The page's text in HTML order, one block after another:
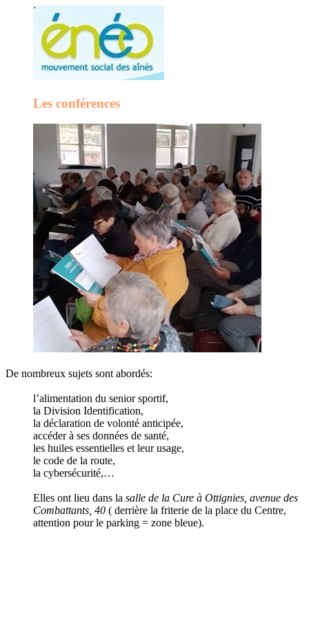
Les conférences
De nombreux sujets sont abordés:
l’alimentation du senior sportif,
la Division Identification,
la déclaration de volonté anticipée,
accéder à ses données de santé,
les huiles essentielles et leur usage,
le code de la route,
la cybersécurité,…
Elles ont lieu dans la salle de la Cure à Ottignies, avenue des
Combattants, 40 ( derrière la friterie de la place du Centre,
attention pour le parking = zone bleue).